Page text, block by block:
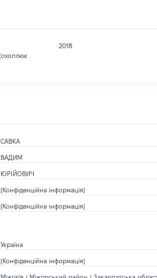
2018
САВКА
ВАДИМ
ЮРІЙОВИЧ
[Конфіденційна інформація]
[Конфіденційна інформація]
Україна
[Конфіденційна інформація]